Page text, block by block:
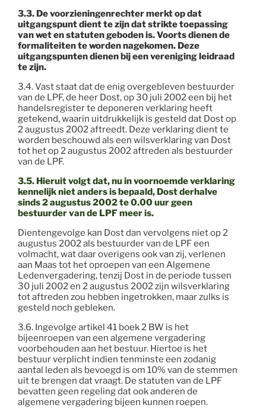
3.3. De voorzieningenrechter merkt op dat
uitgangspunt dient te zijn dat strikte toepassing
van wet en statuten geboden is. Voorts dienen de
formaliteiten te worden nagekomen. Deze
uitgangspunten dienen bij een vereniging leidraad
te zijn.
3.4. Vast staat dat de enig overgebleven bestuurder
van de LPF, de heer Dost, op 30 juli 2002 een bij het
handelsregister te deponeren verklaring heeft
getekend, waarin uitdrukkelijk is gesteld dat Dost op
2 augustus 2002 aftreedt. Deze verklaring dient te
worden beschouwd als een wilsverklaring van Dost
tot het op 2 augustus 2002 aftreden als bestuurder
van de LPF.
3.5. Hieruit volgt dat, nu in voornoemde verklaring
kennelijk niet anders is bepaald, Dost derhalve
sinds 2 augustus 2002 te 0.00 uur geen
bestuurder van de LPF meer is.
Dientengevolge kan Dost dan vervolgens niet op 2
augustus 2002 als bestuurder van de LPF een
volmacht, wat daar overigens ook van zij, verlenen
aan Maas tot het oproepen van een Algemene
Ledenvergadering, tenzij Dost in de periode tussen
30 juli 2002 en 2 augustus 2002 zijn wilsverklaring
tot aftreden zou hebben ingetrokken, maar zulks is
gesteld noch gebleken.
3.6. Ingevolge artikel 41 boek 2 BW is het
bijeenroepen van een algemene vergadering
voorbehouden aan het bestuur. Hiertoe is het
bestuur verplicht indien tenminste een zodanig
aantal leden als bevoegd is om 10% van de stemmen
uit te brengen dat vraagt. De statuten van de LPF
bevatten geen regeling dat ook anderen de
algemene vergadering bijeen kunnen roepen.